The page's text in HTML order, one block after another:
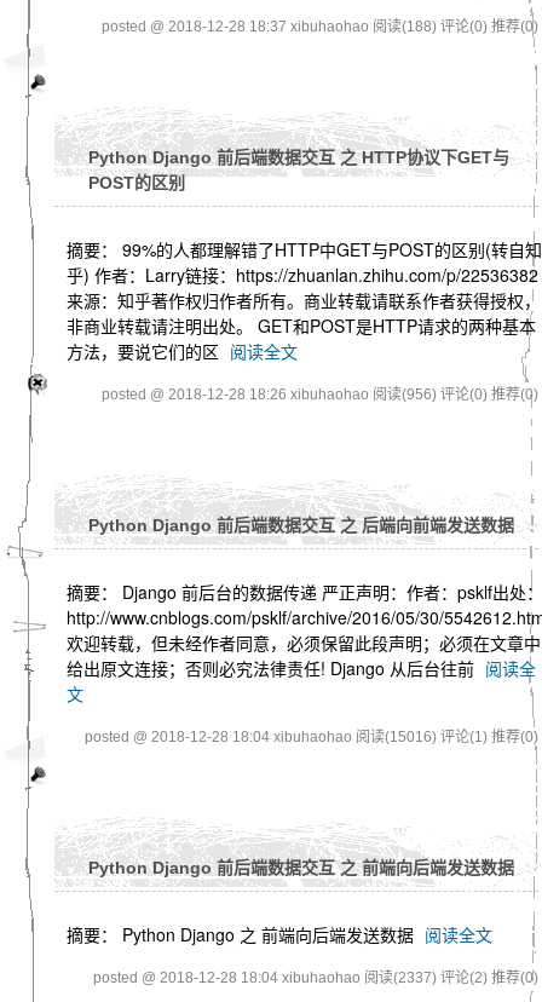
posted @ 2018-12-28 18:37 xibuhaohao 阅读(188) 评论(0) 推荐(0)
Python Django 前后端数据交互 之 HTTP协议下GET与
POST的区别
摘要： 99%的人都理解错了HTTP中GET与POST的区别(转自知
乎) 作者：Larry链接：https://zhuanlan.zhihu.com/p/22536382
来源：知乎著作权归作者所有。商业转载请联系作者获得授权，
非商业转载请注明出处。 GET和POST是HTTP请求的两种基本
方法，要说它们的区 阅读全文
posted @ 2018-12-28 18:26 xibuhaohao 阅读(956) 评论(0) 推荐(0)
Python Django 前后端数据交互 之 后端向前端发送数据
摘要： Django 前后台的数据传递 严正声明：作者：psklf出处：
http://www.cnblogs.com/psklf/archive/2016/05/30/
欢迎转载，但未经作者同意，必须保留此段声明；必须在文章中
给出原文连接；否则必究法律责任! Django 从后台往前 阅读全
文
posted @ 2018-12-28 18:04 xibuhaohao 阅读(15016) 评论(1) 推荐(0)
Python Django 前后端数据交互 之 前端向后端发送数据
摘要： Python Django 之 前端向后端发送数据 阅读全文
posted @ 2018-12-28 18:04 xibuhaohao 阅读(2337) 评论(2) 推荐(0)